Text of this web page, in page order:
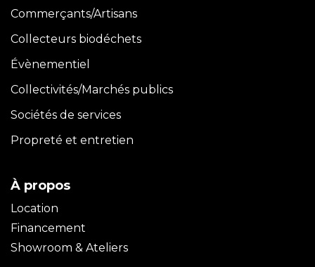
Commerçants/Artisans
Collecteurs biodéchets
Évènementiel
Collectivités/Marchés publics
Sociétés de services
Propreté et entretien
À propos
Location
Financement
Showroom & Ateliers